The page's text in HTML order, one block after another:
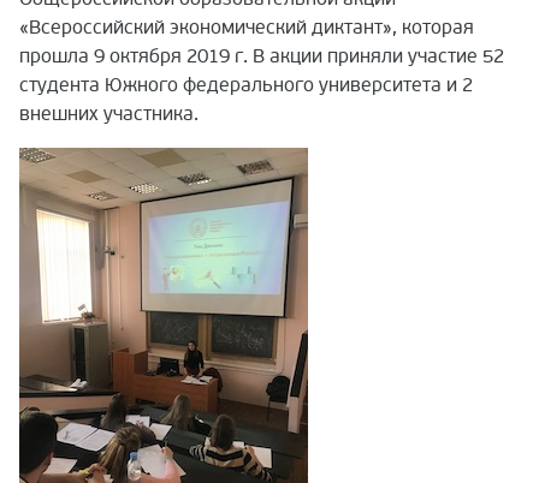
«Всероссийский экономический диктант», которая
прошла 9 октября 2019 г. В акции приняли участие 52
студента Южного федерального университета и 2
внешних участника.